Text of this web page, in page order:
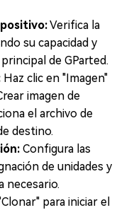
Verifica la
su capacidad y
de GParted.
Haz clic en "Imagen"
imagen de
el archivo de
destino.
Configura las
de unidades y
necesario.
para iniciar el